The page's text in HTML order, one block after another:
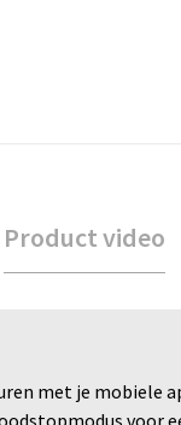
Product video
met je
voor